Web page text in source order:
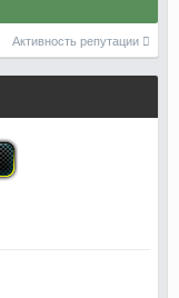
Активность репутации